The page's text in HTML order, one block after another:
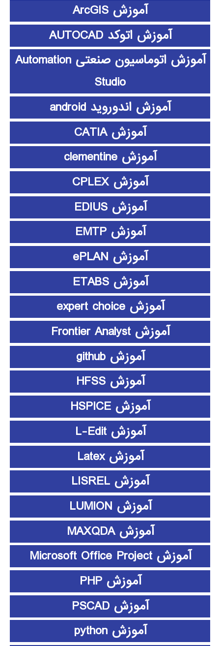
آموزش ArcGIS
آموزش اتوکد AUTOCAD
آموزش اتوماسیون صنعتی Automation
Studio
آموزش اندوروید android
آموزش CATIA
آموزش clementine
آموزش CPLEX
آموزش EDIUS
آموزش EMTP
آموزش ePLAN
آموزش ETABS
آموزش expert choice
آموزش Frontier Analyst
آموزش github
آموزش HFSS
آموزش HSPICE
آموزش L-Edit
آموزش Latex
آموزش LISREL
آموزش LUMION
آموزش MAXQDA
آموزش Microsoft Office Project
آموزش PHP
آموزش PSCAD
آموزش python